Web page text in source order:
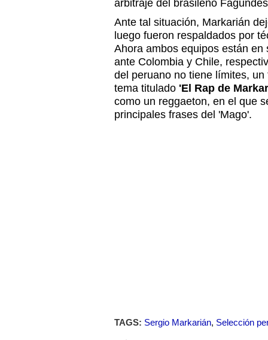
arbitraje del brasileño
Ante tal situación, Markarián
luego fueron respaldados por
Ahora ambos equipos están
ante Colombia y Chile,
del peruano no tiene límites,
tema titulado 'El Rap de
como un reggaeton, en el que
principales frases del 'Mago'.
TAGS: Sergio Markarián, Selección